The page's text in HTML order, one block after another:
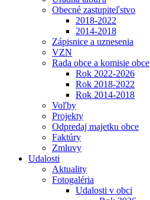
Obecné zastupiteľstvo
2018-2022
2014-2018
Zápisnice a uznesenia
VZN
Rada obce a komisie obce
Rok 2022-2026
Rok 2018-2022
Rok 2014-2018
Voľby
Projekty
Odpredaj majetku obce
Faktúry
Zmluvy
Udalosti
Aktuality
Fotogaléria
Udalosti v obci